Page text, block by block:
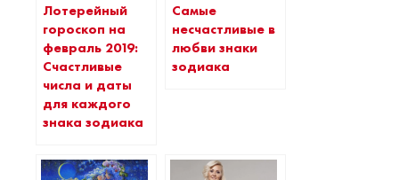
Лотерейный
гороскоп на
февраль 2019:
Счастливые
числа и даты
для каждого
знака зодиака
Самые
несчастливые в
любви знаки
зодиака